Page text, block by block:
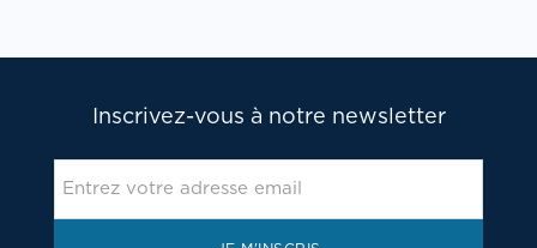
Inscrivez-vous à notre newsletter